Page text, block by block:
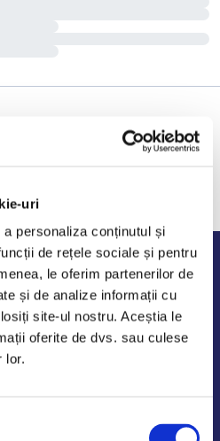
uri
personaliza conținutul și
de rețele sociale și pentru
le oferim partenerilor de
și de analize informații cu
site-ul nostru. Aceștia le
oferite de dvs. sau culese
lor.
14:00